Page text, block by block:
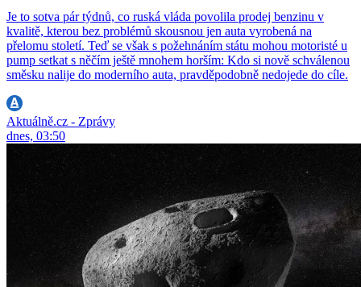
Je to sotva pár týdnů, co ruská vláda povolila prodej benzinu v
kvalitě, kterou bez problémů skousnou jen auta vyrobená na
přelomu století. Teď se však s požehnáním státu mohou motoristé u
pump setkat s něčím ještě mnohem horším: Kdo si nově schválenou
směsku nalije do moderního auta, pravděpodobně nedojede do cíle.
Aktuálně.cz - Zprávy
dnes, 03:50